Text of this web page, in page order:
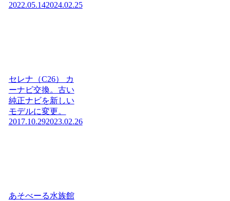
2022.05.142024.02.25
セレナ（C26） カ
ーナビ交換。古い
純正ナビを新しい
モデルに変更。
2017.10.292023.02.26
あそべーる水族館